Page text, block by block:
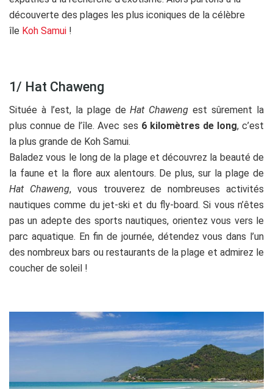
découverte des plages les plus iconiques de la célèbre
île Koh Samui !
1/ Hat Chaweng
Située à l’est, la plage deHat Chaweng est sûrement la
plus connue de l’île. Avec ses 6 kilomètres de long, c’est
la plus grande de Koh Samui.
Baladez vous le long de la plage et découvrez la beauté de
la faune et la flore aux alentours. De plus, sur la plage de
Hat Chaweng, vous trouverez de nombreuses activités
nautiques comme du jet-ski et du fly-board. Si vous n’êtes
pas un adepte des sports nautiques, orientez vous vers le
parc aquatique. En fin de journée, détendez vous dans l’un
des nombreux bars ou restaurants de la plage et admirez le
coucher de soleil !